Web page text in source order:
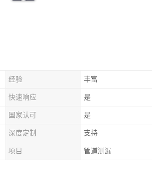
经验 丰富
快速响应 是
国家认可 是
深度定制 支持
项目 管道测漏